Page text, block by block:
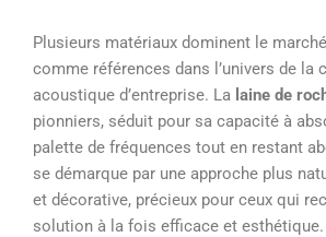
Plusieurs matériaux dominent le
comme références dans l’univers de la
acoustique d’entreprise. La laine de
pionniers, séduit pour sa capacité à
palette de fréquences tout en restant
se démarque par une approche plus
et décorative, précieux pour ceux qui
solution à la fois efficace et esthétique.